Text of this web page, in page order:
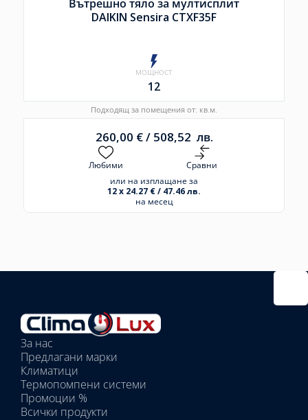
Вътрешно тяло за мултисплит
DAIKIN Sensira CTXF35F
МОЩНОСТ
12
Подходящ за помещения от: кв.м.
260,00 €/ 508,52 лв.
Любими
Сравни
или на изплащане за
12 x 24.27 € / 47.46 лв.
на месец
Избрани
вътрешни
тела:
Избрано
тяло:
За нас
Предлагани марки
Климатици
Термопомпени системи
Промоции %
Всички продукти